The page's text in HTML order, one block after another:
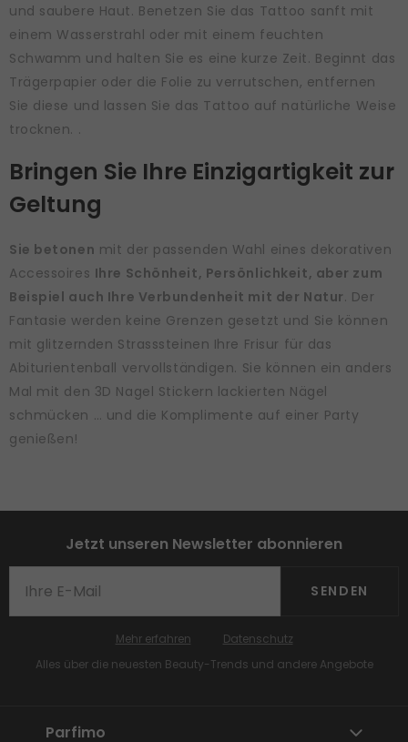
und saubere Haut. Benetzen Sie das Tattoo sanft mit
einem Wasserstrahl oder mit einem feuchten
Schwamm und halten Sie es eine kurze Zeit. Beginnt das
Trägerpapier oder die Folie zu verrutschen, entfernen
Sie diese und lassen Sie das Tattoo auf natürliche Weise
trocknen. .
Bringen Sie Ihre Einzigartigkeit zur
Geltung
Sie betonen mit der passenden Wahl eines dekorativen
Accessoires Ihre Schönheit, Persönlichkeit, aber zum
Beispiel auch Ihre Verbundenheit mit der Natur. Der
Fantasie werden keine Grenzen gesetzt und Sie können
mit glitzernden Strasssteinen Ihre Frisur für das
Abiturientenball vervollständigen. Sie können ein anders
Mal mit den 3D Nagel Stickern lackierten Nägel
schmücken … und die Komplimente auf einer Party
genießen!
Jetzt unseren Newsletter abonnieren
SENDEN
Alles über die neuesten Beauty-Trends und andere Angebote
Mehr erfahren Datenschutz
Parfimo